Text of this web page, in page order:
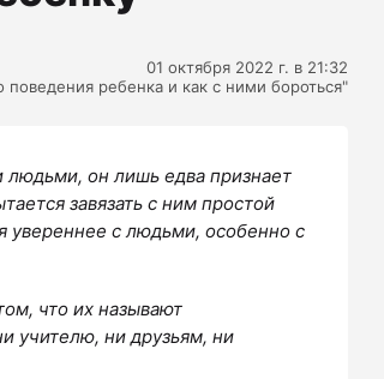
01 октября 2022 г. в 21:32
ребенка и как с ними бороться"
он лишь едва признает
завязать с ним простой
увереннее с людьми, особенно с
что их называют
учителю, ни друзьям, ни